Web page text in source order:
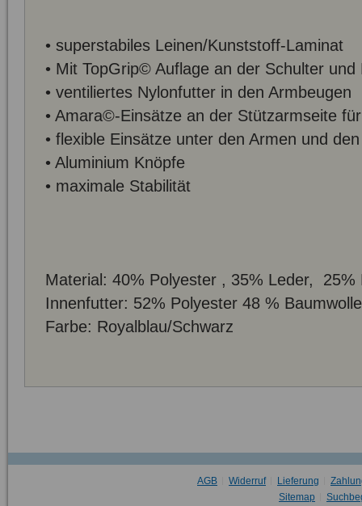
• superstabiles Leinen/Kunststoff-Laminat
• Mit TopGrip© Auflage an der Schulter und
• ventiliertes Nylonfutter in den Armbeugen
• Amara©-Einsätze an der Stützarmseite
• flexible Einsätze unter den Armen und
• Aluminium Knöpfe
• maximale Stabilität
Material: 40% Polyester , 35% Leder, 25%
Innenfutter: 52% Polyester 48 % Baumwolle
Farbe: Royalblau/Schwarz
AGB Widerruf Lieferung
Sitemap